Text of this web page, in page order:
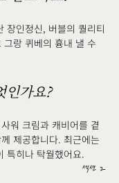
인정신, 버블의 퀄리티
랑 퀴베의 흉내 낼 수
가요?
워 크림과 캐비어를 곁
제공합니다. 최근에는
히나 탁월했어요.섹션 2